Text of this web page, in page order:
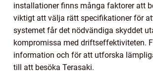
installationer finns många faktorer att
viktigt att välja rätt specifikationer för
systemet får det nödvändiga skyddet
kompromissa med driftseffektiviteten.
information och för att utforska
till att besöka Terasaki.